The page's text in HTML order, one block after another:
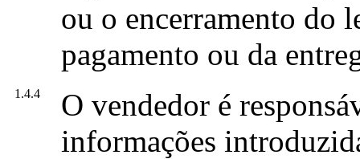
ou o encerramento do
pagamento ou da
1.4.4
O vendedor é
informações